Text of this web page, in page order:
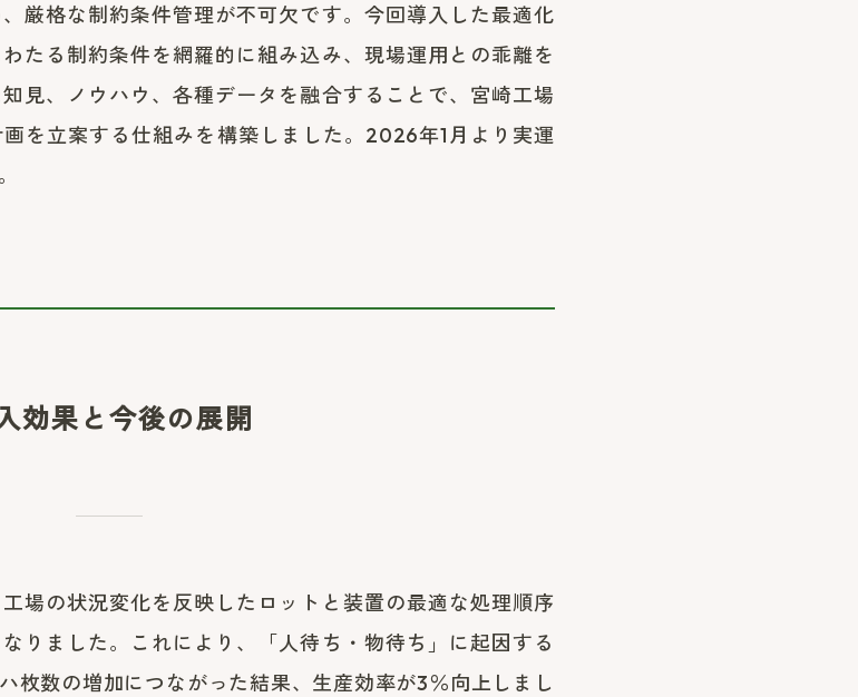
厳格な制約条件管理が不可欠です。今回導入した最適化
たる制約条件を網羅的に組み込み、現場運用との乖離を
見、ノウハウ、各種データを融合することで、宮崎工場
を立案する仕組みを構築しました。2026年1月より実運
効果と今後の展開
場の状況変化を反映したロットと装置の最適な処理順序
りました。これにより、「人待ち・物待ち」に起因する
枚数の増加につながった結果、生産効率が3％向上しまし